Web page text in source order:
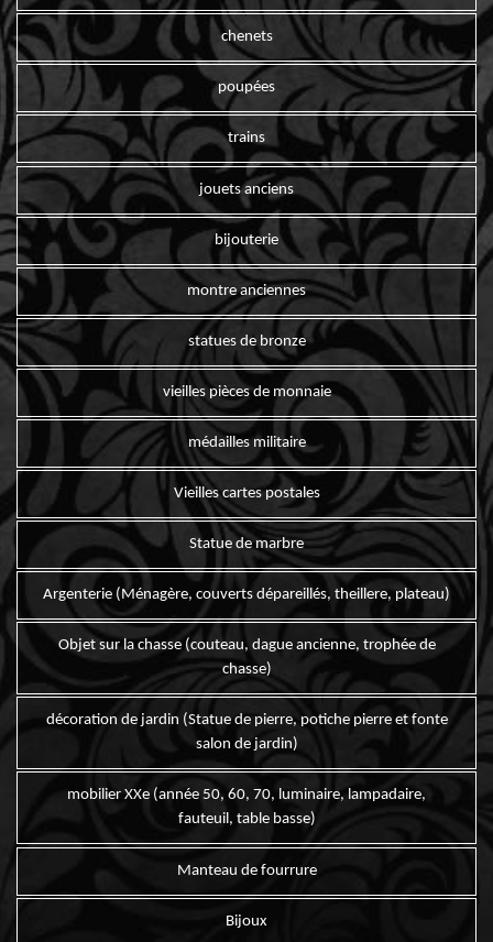
chenets
poupées
trains
jouets anciens
bijouterie
montre anciennes
statues de bronze
vieilles pièces de monnaie
médailles militaire
Vieilles cartes postales
Statue de marbre
Argenterie (Ménagère, couverts dépareillés, theillere, plateau)
Objet sur la chasse (couteau, dague ancienne, trophée de
chasse)
décoration de jardin (Statue de pierre, potiche pierre et fonte
salon de jardin)
mobilier XXe (année 50, 60, 70, luminaire, lampadaire,
fauteuil, table basse)
Manteau de fourrure
Bijoux